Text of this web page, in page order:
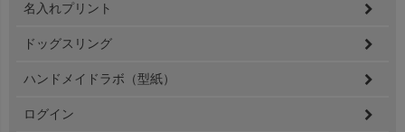
名入れプリント
ドッグスリング
ハンドメイドラボ（型紙）
ログイン